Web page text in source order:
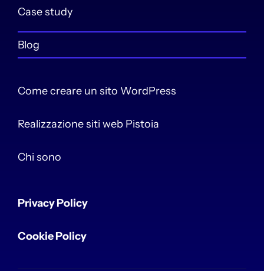
Case study
Blog
Come creare un sito WordPress
Realizzazione siti web Pistoia
Chi sono
Privacy Policy
Cookie Policy